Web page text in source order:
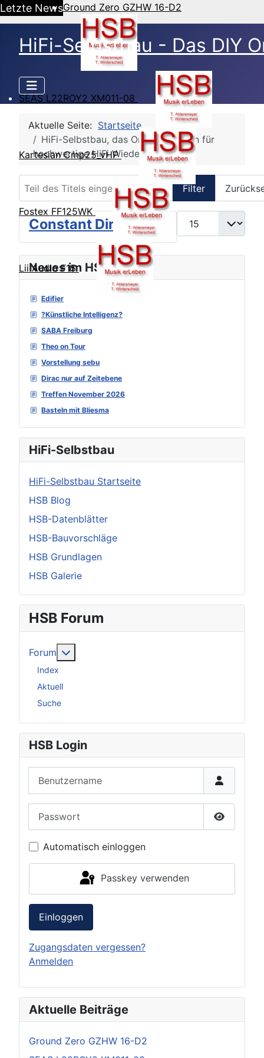
Letzte NewsGround Zero GZHW 16-D2
SEAS L22ROY2 XM011-08
Kartesian Cmp25_vHP
Fostex FF125WK
Lii Audio F15
HiFi-Selbstbau - Das DIY
Neues im HSB Forum
Edifier
?Künstliche Intelligenz?
SABA Freiburg
Theo on Tour
Vorstellung sebu
Dirac nur auf Zeitebene
Treffen November 2026
Basteln mit Bliesma
HiFi-Selbstbau
HiFi-Selbstbau Startseite
HSB Blog
HSB-Datenblätter
HSB-Bauvorschläge
HSB Grundlagen
HSB Galerie
HSB Forum
Forum
Index
Aktuell
Suche
HSB Login
Passwort
Automatisch einloggen
Passkey verwenden
Einloggen
Zugangsdaten vergessen?
Anmelden
Aktuelle Beiträge
Ground Zero GZHW 16-D2
Aktuelle Seite: Startseite
HiFi-Selbstbau, das Online Magazin für
hochwertige HiFi Wiedergabe
Filter
Anzeige #
Constant Directivity